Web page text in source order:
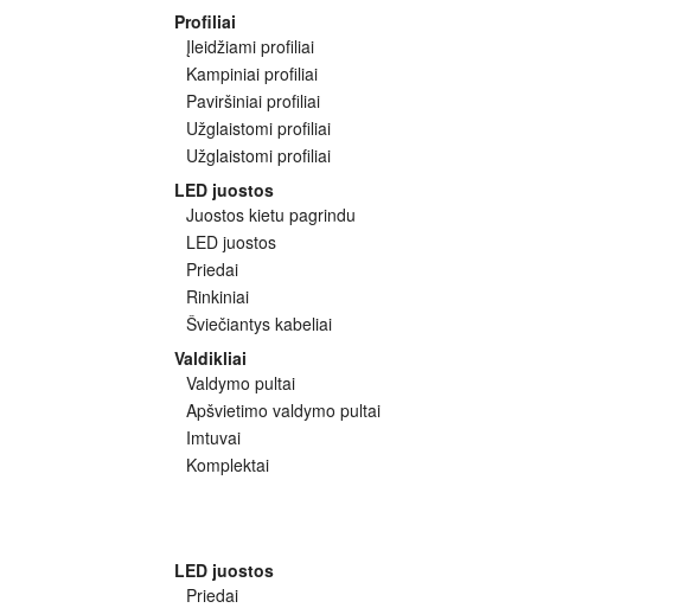
Profiliai
Įleidžiami profiliai
Kampiniai profiliai
Paviršiniai profiliai
Užglaistomi profiliai
Užglaistomi profiliai
LED juostos
Juostos kietu pagrindu
LED juostos
Priedai
Rinkiniai
Šviečiantys kabeliai
Valdikliai
Valdymo pultai
Apšvietimo valdymo pultai
Imtuvai
Komplektai
LED juostos
Priedai